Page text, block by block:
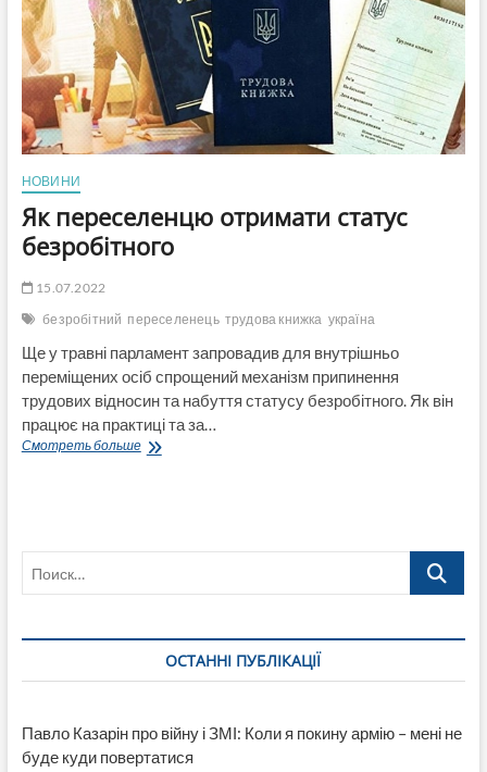
переселенцям
НОВИНИ
Як переселенцю отримати статус
безробітного
15.07.2022
безробітний переселенець трудова книжка україна
Ще у травні парламент запровадив для внутрішньо
переміщених осіб спрощений механізм припинення
трудових відносин та набуття статусу безробітного. Як він
працює на практиці та за…
Смотреть большеЯк
Поиск…
ОСТАННІ ПУБЛІКАЦІЇ
Павло Казарін про війну і ЗМІ: Коли я покину армію – мені не
буде куди повертатися